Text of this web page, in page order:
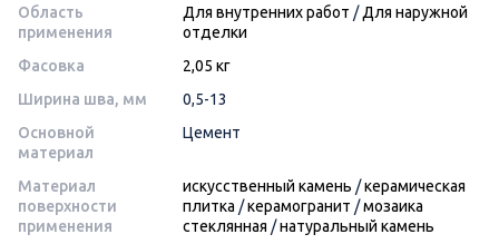
Область
применения
Для внутренних работ /Для наружной
отделки
Фасовка
2,05 кг
Ширина шва, мм
0,5-13
Основной
материал
Цемент
Материал
поверхности
применения
искусственный камень /керамическая
плитка /керамогранит /мозаика
стеклянная /натуральный камень